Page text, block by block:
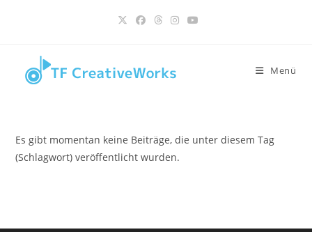
Menü
Es gibt momentan keine Beiträge, die unter diesem Tag
(Schlagwort) veröffentlicht wurden.